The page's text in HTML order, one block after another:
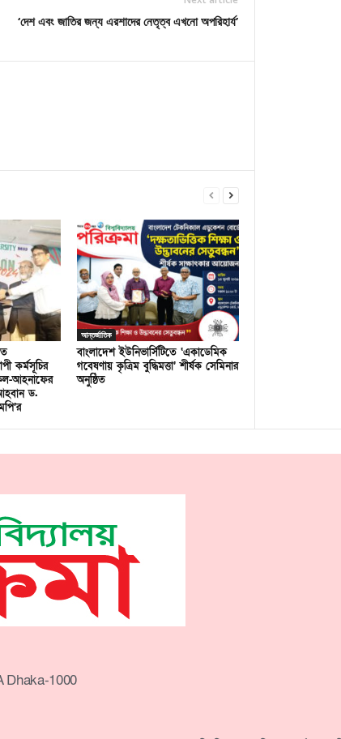
‘দেশ এবং জাতির জন্য এরশাদের নেতৃত্ব এখনো অপরিহার্য’
কর্মসূচির
আহনাফের
ড.
আন্তর্জাতিক
বাংলাদেশ ইউনিভার্সিটিতে ‘একাডেমিক
গবেষণায় কৃত্রিম বুদ্ধিমত্তা’ শীর্ষক সেমিনার
অনুষ্ঠিত
Dhaka-1000